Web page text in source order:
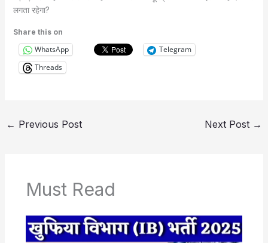
लगता रहेगा?
Share this on
WhatsApp
Telegram
Threads
← Previous Post Next Post →
Must Read